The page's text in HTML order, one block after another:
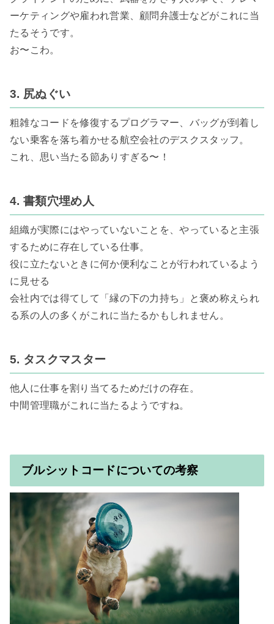
ーケティングや雇われ営業、顧問弁護士などがこれに当
たるそうです。
お〜こわ。
3. 尻ぬぐい
粗雑なコードを修復するプログラマー、バッグが到着し
ない乗客を落ち着かせる航空会社のデスクスタッフ。
これ、思い当たる節ありすぎる〜！
4. 書類穴埋め人
組織が実際にはやっていないことを、やっていると主張
するために存在している仕事。
役に立たないときに何か便利なことが行われているよう
に見せる
会社内では得てして「縁の下の力持ち」と褒め称えられ
る系の人の多くがこれに当たるかもしれません。
5. タスクマスター
他人に仕事を割り当てるためだけの存在。
中間管理職がこれに当たるようですね。
ブルシットコードについての考察